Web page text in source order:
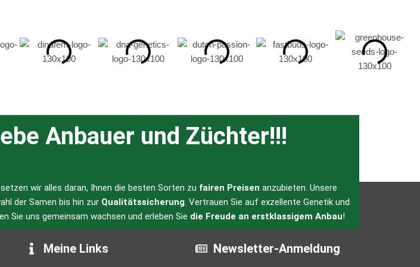
Produktseite
gewählt
Produktseite
gewählt
Anbauer und Züchter!!!
setzen wir alles daran, Ihnen die besten Sorten zu fairen Preisen anzubieten. Unsere
der Samen bis hin zur Qualitätssicherung. Vertrauen Sie auf exzellente Genetik und
Sie uns gemeinsam wachsen und erleben Sie die Freude an erstklassigem Anbau!
Meine Links Newsletter-Anmeldung